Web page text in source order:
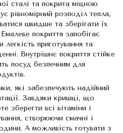
сталі та покрита міцною
рівномірний розподіл тепла,
швидше та зберігати їх
покриття запобігає
приготування та
Внутрішнє покриття стійке
посуд безпечним для
які забезпечують надійний
Завдяки кришці, що
зберегти всі вітаміни і
створюючи смачні і
А можливість готувати з